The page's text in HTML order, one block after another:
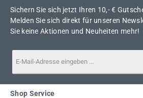
Sichern Sie sich jetzt Ihren 10,- €
Melden Sie sich direkt für unseren
Sie keine Aktionen und Neuheiten mehr!
Shop Service